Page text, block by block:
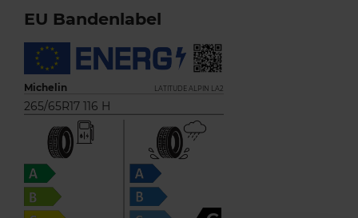
EU Bandenlabel
Michelin LATITUDE ALPIN LA2
265/65R17 116 H